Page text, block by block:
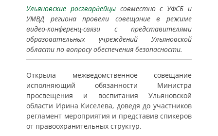
Ульяновские росгвардейцысовместно с УФСБ и
УМВД региона провели совещание в режиме
видео-конференц-связи с представителями
образовательных учреждений Ульяновской
области по вопросу обеспечения безопасности.
Открыла межведомственное совещание
исполняющий обязанности Министра
просвещения и воспитания Ульяновской
области Ирина Киселева, доведя до участников
регламент мероприятия и представив спикеров
от правоохранительных структур.